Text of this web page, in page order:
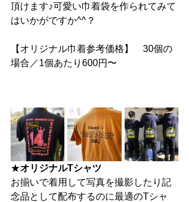
頂けます♪可愛い巾着袋を作られてみて
はいかがですか^^？
【オリジナル巾着参考価格】　30個の
場合／1個あたり600円〜
★オリジナルTシャツ
お揃いで着用して写真を撮影したり記
念品として配布するのに最適のTシャ